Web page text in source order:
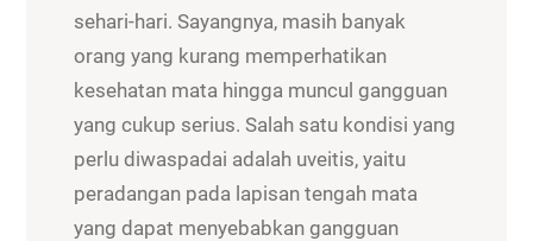
sehari-hari. Sayangnya, masih banyak
orang yang kurang memperhatikan
kesehatan mata hingga muncul gangguan
yang cukup serius. Salah satu kondisi yang
perlu diwaspadai adalah uveitis, yaitu
peradangan pada lapisan tengah mata
yang dapat menyebabkan gangguan